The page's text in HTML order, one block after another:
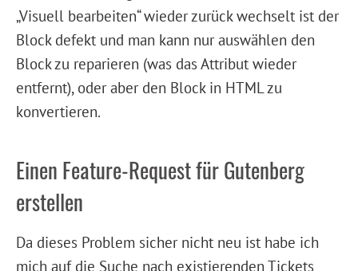
„Visuell bearbeiten“ wieder zurück wechselt ist der
Block defekt und man kann nur auswählen den
Block zu reparieren (was das Attribut wieder
entfernt), oder aber den Block in HTML zu
konvertieren.
Einen Feature-Request für Gutenberg
erstellen
Da dieses Problem sicher nicht neu ist habe ich
mich auf die Suche nach existierenden Tickets